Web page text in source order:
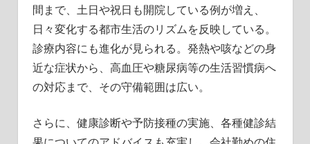
間まで、土日や祝日も開院している例が増え、
日々変化する都市生活のリズムを反映している。
診療内容にも進化が見られる。発熱や咳などの身
近な症状から、高血圧や糖尿病等の生活習慣病へ
の対応まで、その守備範囲は広い。
さらに、健康診断や予防接種の実施、各種健診結